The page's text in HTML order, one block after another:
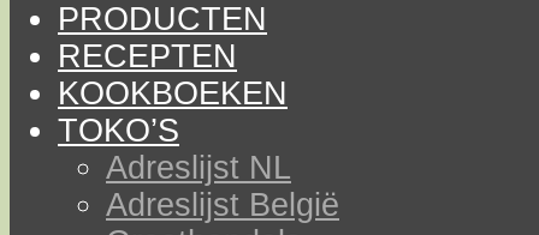
PRODUCTEN
RECEPTEN
KOOKBOEKEN
TOKO’S
Adreslijst NL
Adreslijst België